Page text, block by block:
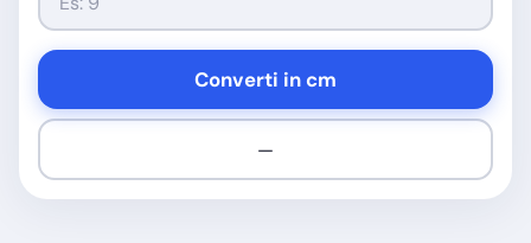
Converti in cm
—